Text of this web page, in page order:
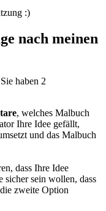
:)
nach meinen
haben 2
, welches Malbuch
Ihre Idee gefällt,
und das Malbuch
dass Ihre Idee
sein wollen, dass
zweite Option